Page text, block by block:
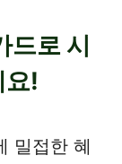
드로 시
요!
밀접한 혜